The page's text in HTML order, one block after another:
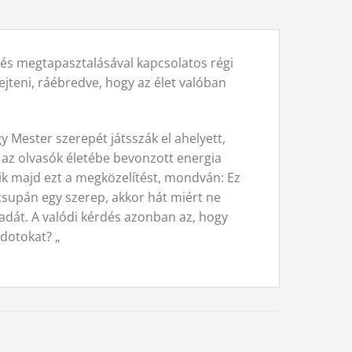
megtapasztalásával kapcsolatos régi
ráébredve, hogy az élet valóban
Mester szerepét játsszák el ahelyett,
olvasók életébe bevonzott energia
majd ezt a megközelítést, mondván: Ez
egy szerep, akkor hát miért ne
A valódi kérdés azonban az, hogy
„